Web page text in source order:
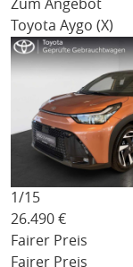
Zum Angebot
Toyota Aygo (X)
1/15
26.490 €
Fairer Preis
Fairer Preis